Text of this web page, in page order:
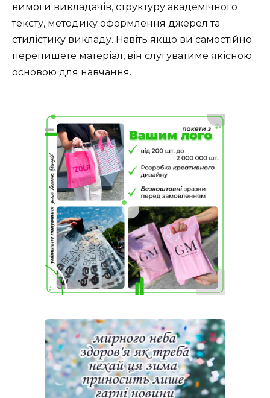
вимоги викладачів, структуру академічного
тексту, методику оформлення джерел та
стилістику викладу. Навіть якщо ви самостійно
перепишете матеріал, він слугуватиме якісною
основою для навчання.